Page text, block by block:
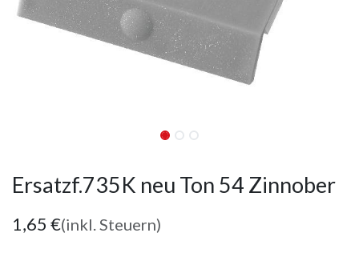
Ersatzf.735K neu Ton 54 Zinnober
1,65 €(inkl. Steuern)